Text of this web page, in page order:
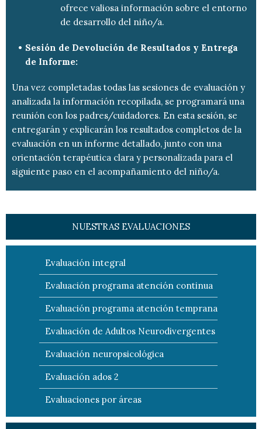
ofrece valiosa información sobre el entorno
de desarrollo del niño/a.
Sesión de Devolución de Resultados y Entrega
de Informe:
Una vez completadas todas las sesiones de evaluación y
analizada la información recopilada, se programará una
reunión con los padres/cuidadores. En esta sesión, se
entregarán y explicarán los resultados completos de la
evaluación en un informe detallado, junto con una
orientación terapéutica clara y personalizada para el
siguiente paso en el acompañamiento del niño/a.
NUESTRAS EVALUACIONES
Evaluación integral
Evaluación programa atención continua
Evaluación programa atención temprana
Evaluación de Adultos Neurodivergentes
Evaluación neuropsicológica
Evaluación ados 2
Evaluaciones por áreas